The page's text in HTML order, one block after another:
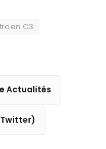
C3
Actualités